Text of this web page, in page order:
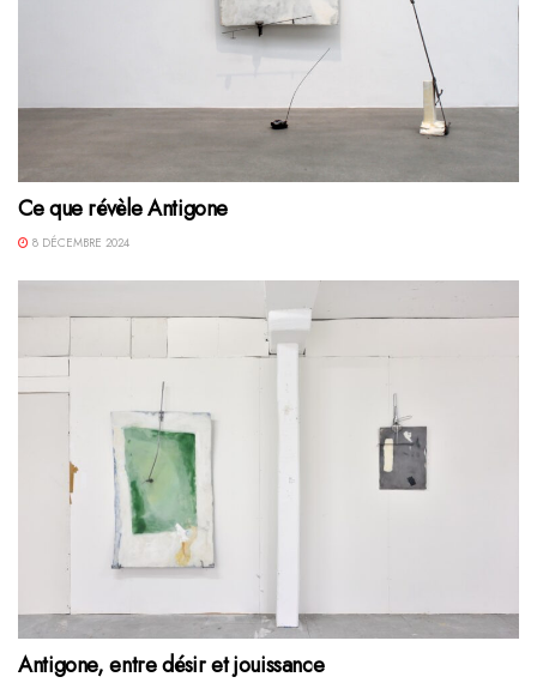
Ce que révèle Antigone
8 DÉCEMBRE 2024
Antigone, entre désir et jouissance